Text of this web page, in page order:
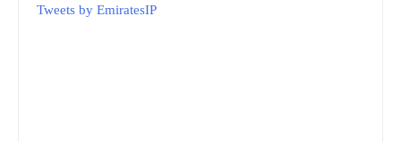
Tweets by EmiratesIP